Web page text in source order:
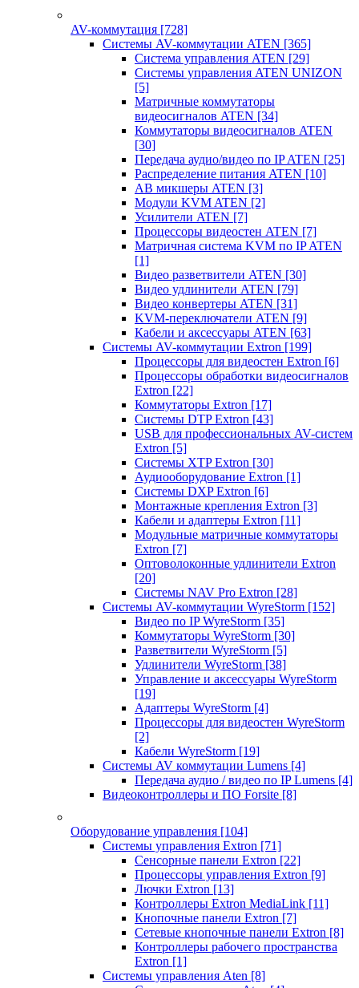
AV-коммутация [728]
Системы AV-коммутации ATEN [365]
Система управления ATEN [29]
Системы управления ATEN UNIZON
[5]
Матричные коммутаторы
видеосигналов ATEN [34]
Коммутаторы видеосигналов ATEN
[30]
Передача аудио/видео по IP ATEN [25]
Распределение питания ATEN [10]
АВ микшеры ATEN [3]
Модули KVM ATEN [2]
Усилители ATEN [7]
Процессоры видеостен ATEN [7]
Матричная система KVM по IP ATEN
[1]
Видео разветвители ATEN [30]
Видео удлинители ATEN [79]
Видео конвертеры ATEN [31]
KVM-переключатели ATEN [9]
Кабели и аксессуары ATEN [63]
Системы AV-коммутации Extron [199]
Процессоры для видеостен Extron [6]
Процессоры обработки видеосигналов
Extron [22]
Коммутаторы Extron [17]
Системы DTP Extron [43]
USB для профессиональных AV-систем
Extron [5]
Системы XTP Extron [30]
Аудиооборудование Extron [1]
Системы DXP Extron [6]
Монтажные крепления Extron [3]
Кабели и адаптеры Extron [11]
Модульные матричные коммутаторы
Extron [7]
Оптоволоконные удлинители Extron
[20]
Системы NAV Pro Extron [28]
Системы AV-коммутации WyreStorm [152]
Видео по IP WyreStorm [35]
Коммутаторы WyreStorm [30]
Разветвители WyreStorm [5]
Удлинители WyreStorm [38]
Управление и аксессуары WyreStorm
[19]
Адаптеры WyreStorm [4]
Процессоры для видеостен WyreStorm
[2]
Кабели WyreStorm [19]
Системы AV коммутации Lumens [4]
Передача аудио / видео по IP Lumens [4]
Видеоконтроллеры и ПО Forsite [8]
Оборудование управления [104]
Системы управления Extron [71]
Сенсорные панели Extron [22]
Процессоры управления Extron [9]
Лючки Extron [13]
Контроллеры Extron MediaLink [11]
Кнопочные панели Extron [7]
Сетевые кнопочные панели Extron [8]
Контроллеры рабочего пространства
Extron [1]
Системы управления Aten [8]